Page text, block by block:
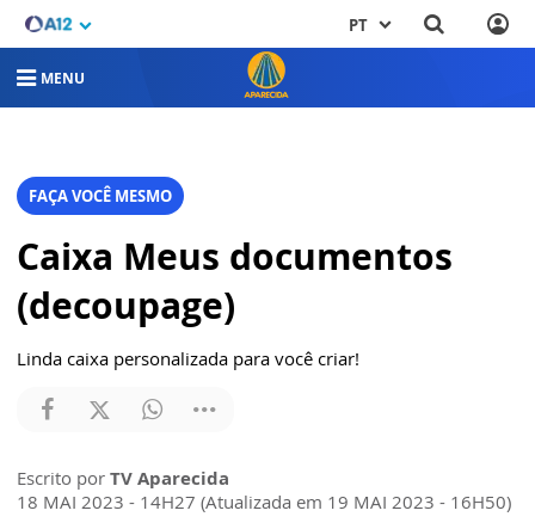
PT
MENU
FAÇA VOCÊ MESMO
Caixa Meus documentos
(decoupage)
Linda caixa personalizada para você criar!
Escrito por TV Aparecida
18 MAI 2023 - 14H27 (Atualizada em 19 MAI 2023 - 16H50)